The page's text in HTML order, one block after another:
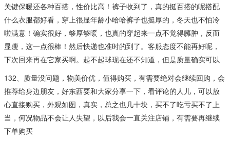
关键保暖还各种百搭，性价比高！裤子收到了，真的挺百搭的呢搭配
什么衣服都好看，穿上很显年龄小哈哈裤子也挺厚的，冬天也不怕冷
啦满意！确实很好，够厚够暖，也真的穿起来一点不觉得臃肿，反而
显瘦，这一点很棒！然后快递也准时的到了。客服态度不能再好呢，
下次回来再在它家买啊。起不起球现在还不知道，但是质量确实可以
132、质量没问题，物美价优，值得购买，有需要绝对会继续回购，会
推荐给身边朋友，好东西要和大家分享一下，看评论的人儿，可以放
心直接购买，外观如图，真实，总之也几十块，买不了吃亏买不了上
当，何况物品不会让人失望，以后我会一直关注店铺，有需要再继续
下单购买